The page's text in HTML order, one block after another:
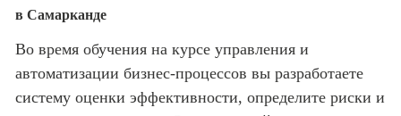
Школа нейросетей и
Школа психологии
сайтов)
Профессия
Интернет-
в Самарканде
Во время обучения на курсе управления и
автоматизации бизнес-процессов вы разработаете
систему оценки эффективности, определите риски и